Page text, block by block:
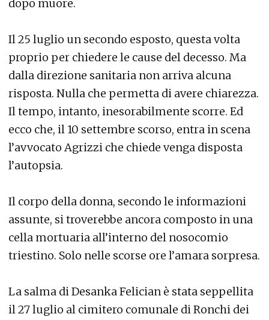
dopo muore.
Il 25 luglio un secondo esposto, questa volta
proprio per chiedere le cause del decesso. Ma
dalla direzione sanitaria non arriva alcuna
risposta. Nulla che permetta di avere chiarezza.
Il tempo, intanto, inesorabilmente scorre. Ed
ecco che, il 10 settembre scorso, entra in scena
l’avvocato Agrizzi che chiede venga disposta
l’autopsia.
Il corpo della donna, secondo le informazioni
assunte, si troverebbe ancora composto in una
cella mortuaria all’interno del nosocomio
triestino. Solo nelle scorse ore l’amara sorpresa.
La salma di Desanka Felician è stata seppellita
il 27 luglio al cimitero comunale di Ronchi dei